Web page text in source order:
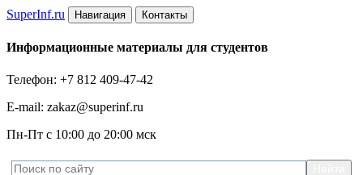
SuperInf.ru Навигация Контакты
Информационные материалы для студентов
Телефон: +7 812 409-47-42
E-mail: zakaz@superinf.ru
Пн-Пт с 10:00 до 20:00 мск